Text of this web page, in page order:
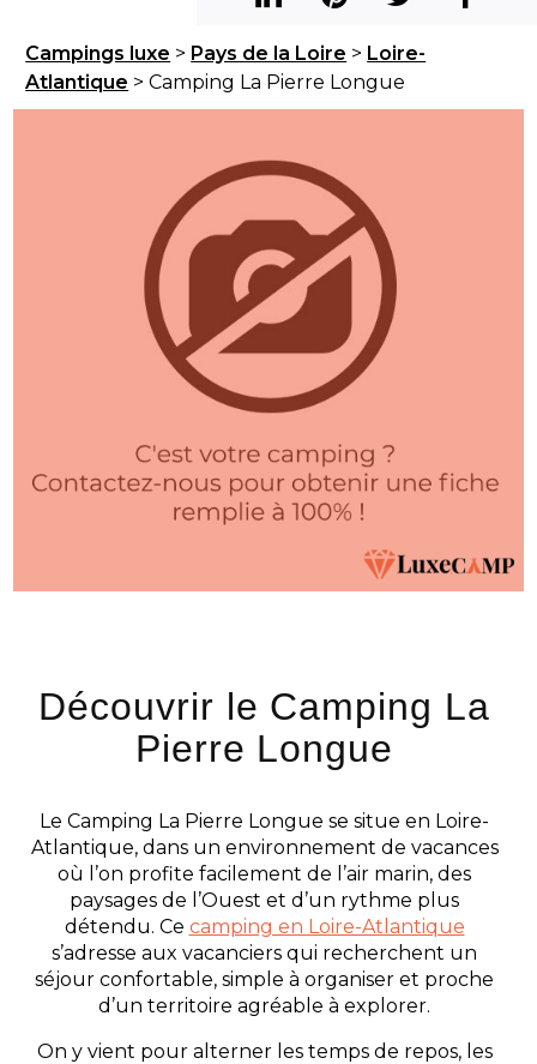
Campings luxe > Pays de la Loire > Loire-
Atlantique > Camping La Pierre Longue
Découvrir le Camping La
Pierre Longue
Le Camping La Pierre Longue se situe en Loire-
Atlantique, dans un environnement de vacances
où l’on profite facilement de l’air marin, des
paysages de l’Ouest et d’un rythme plus
détendu. Ce camping en Loire-Atlantique
s’adresse aux vacanciers qui recherchent un
séjour confortable, simple à organiser et proche
d’un territoire agréable à explorer.
On y vient pour alterner les temps de repos, les